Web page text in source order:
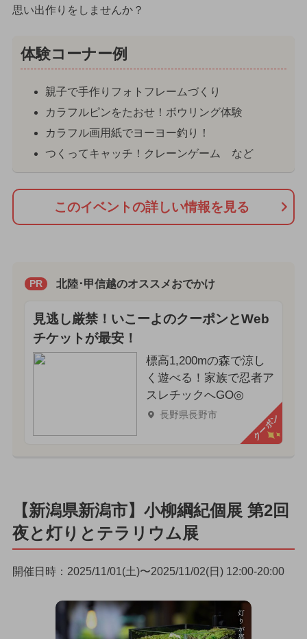
思い出作りをしませんか？
体験コーナー例
親子で手作りフォトフレームづくり
カラフルピンをたおせ！ボウリング体験
カラフル画用紙でヨーヨー釣り！
つくってキャッチ！クレーンゲーム など
このイベントの詳しい情報を見る
PR 北陸･甲信越のオススメおでかけ
見逃し厳禁！いこーよのクーポンとWeb
チケットが最安！
標高1,200mの森で涼し
く遊べる！家族で忍者ア
スレチックへGO◎
長野県長野市 クーポン
【新潟県新潟市】小柳綱紀個展 第2回
夜と灯りとテラリウム展
開催日時：2025/11/01(土)〜2025/11/02(日) 12:00-20:00